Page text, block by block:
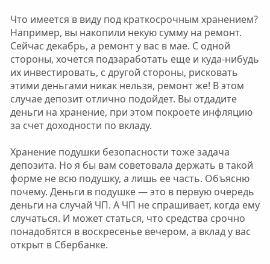
Что имеется в виду под краткосрочным хранением?
Например, вы накопили некую сумму на ремонт.
Сейчас декабрь, а ремонт у вас в мае. С одной
стороны, хочется подзаработать еще и куда-нибудь
их инвестировать, с другой стороны, рисковать
этими деньгами никак нельзя, ремонт же! В этом
случае депозит отлично подойдет. Вы отдадите
деньги на хранение, при этом покроете инфляцию
за счет доходности по вкладу.
Хранение подушки безопасности тоже задача
депозита. Но я бы вам советовала держать в такой
форме не всю подушку, а лишь ее часть. Объясню
почему. Деньги в подушке — это в первую очередь
деньги на случай ЧП. А ЧП не спрашивает, когда ему
случаться. И может статься, что средства срочно
понадобятся в воскресенье вечером, а вклад у вас
открыт в Сбербанке.